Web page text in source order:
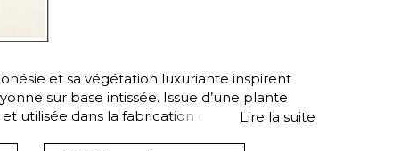
et sa végétation luxuriante inspirent
sur base intissée. Issue d’une plante
utilisée dans la fabrication du tissu, cette
Lire la suite